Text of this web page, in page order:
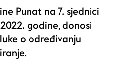
Punat na 7. sjednici
godine, donosi
o određivanju